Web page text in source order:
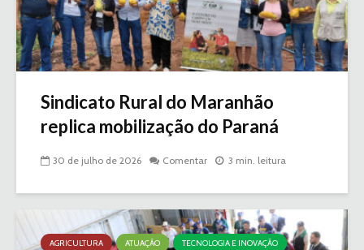
Sindicato Rural do Maranhão
replica mobilização do Paraná
30 de julho de 2026 Comentar 3 min. leitura
AGRICULTURA ATUAÇÃO TECNOLOGIA E INOVAÇÃO